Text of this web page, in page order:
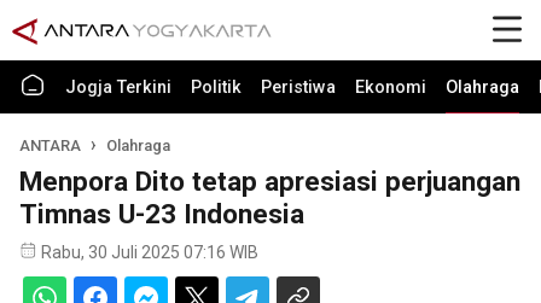
Jogja Terkini Politik Peristiwa Ekonomi Olahraga
ANTARA Olahraga
Menpora Dito tetap apresiasi perjuangan
Timnas U-23 Indonesia
Rabu, 30 Juli 2025 07:16 WIB